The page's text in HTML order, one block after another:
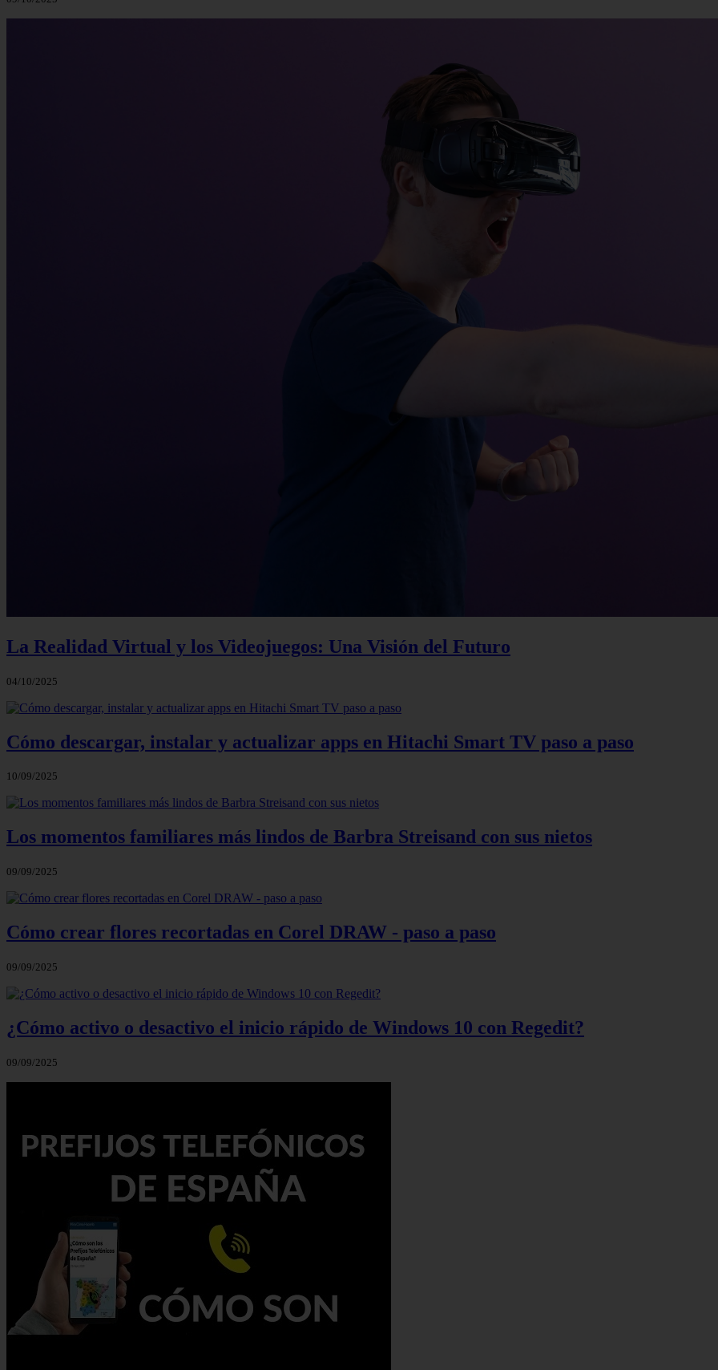
La Realidad Virtual y los Videojuegos: Una Visión del Futuro
04/10/2025
Cómo descargar, instalar y actualizar apps en Hitachi Smart TV paso a paso
10/09/2025
Los momentos familiares más lindos de Barbra Streisand con sus nietos
09/09/2025
Cómo crear flores recortadas en Corel DRAW - paso a paso
09/09/2025
¿Cómo activo o desactivo el inicio rápido de Windows 10 con Regedit?
09/09/2025